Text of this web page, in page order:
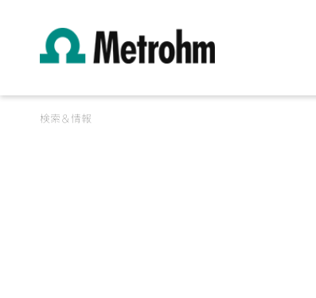
検索＆情報